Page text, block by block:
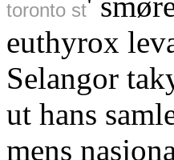
toronto st
euthyrox
Selangor
ut hans
mens